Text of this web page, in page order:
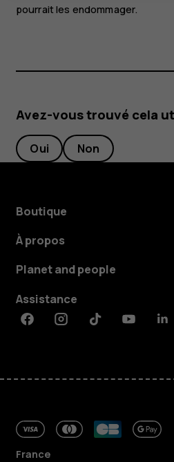
pourrait les endommager.
Avez-vous trouvé cela
Oui Non
Boutique
À propos
Planet and people
Assistance
FacebookInstagramTiktokYoutube
France